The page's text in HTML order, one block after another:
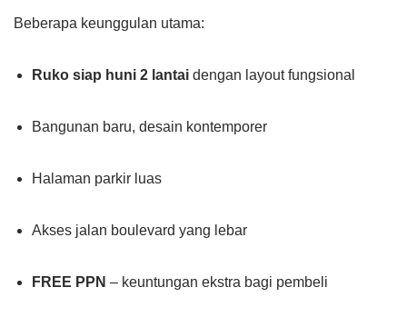
Beberapa keunggulan utama:
Ruko siap huni 2 lantai dengan layout fungsional
Bangunan baru, desain kontemporer
Halaman parkir luas
Akses jalan boulevard yang lebar
FREE PPN – keuntungan ekstra bagi pembeli